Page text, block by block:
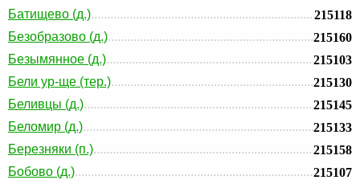
Батищево (д.)
215118
Безобразово (д.)
215160
Безымянное (д.)
215103
Бели ур-ще (тер.)
215130
Беливцы (д.)
215145
Беломир (д.)
215133
Березняки (п.)
215158
Бобово (д.)
215107